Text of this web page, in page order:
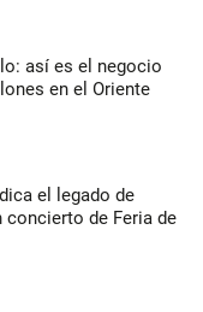
así es el negocio
en el Oriente
el legado de
concierto de Feria de